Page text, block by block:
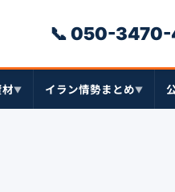
📞 050-
▼ イラン情勢まとめ▼